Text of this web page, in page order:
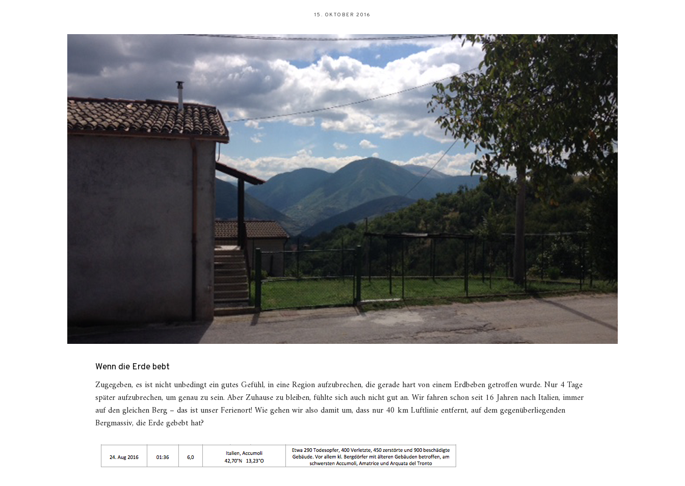
15. OKTOBER 2016
Wenn die Erde bebt
Zugegeben, es ist nicht unbedingt ein gutes Gefühl, in eine Region aufzubrechen, die gerade hart von einem Erdbeben getroffen wurde. Nur 4 Tage
später aufzubrechen, um genau zu sein. Aber Zuhause zu bleiben, fühlte sich auch nicht gut an. Wir fahren schon seit 16 Jahren nach Italien, immer
auf den gleichen Berg – das ist unser Ferienort! Wie gehen wir also damit um, dass nur 40 km Luftlinie entfernt, auf dem gegenüberliegenden
Bergmassiv, die Erde gebebt hat?